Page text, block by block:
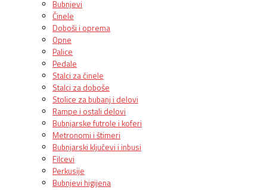
Bubnjevi
Činele
Doboši i oprema
Opne
Palice
Pedale
Stalci za činele
Stalci za doboše
Stolice za bubanj i delovi
Rampe i ostali delovi
Bubnjarske futrole i koferi
Metronomi i štimeri
Bubnjarski ključevi i inbusi
Filcevi
Perkusije
Bubnjevi higijena